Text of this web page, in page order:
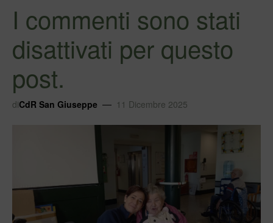
I commenti sono stati
disattivati per questo
post.
diCdR San Giuseppe 11 Dicembre 2025